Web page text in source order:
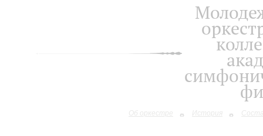
Об оркестре История